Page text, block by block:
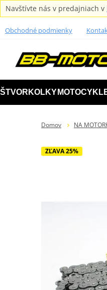
Navštívte nás v predajniach v
Obchodné podmienky
ŠTVORKOLKY
Domov NA
ZĽAVA 25%